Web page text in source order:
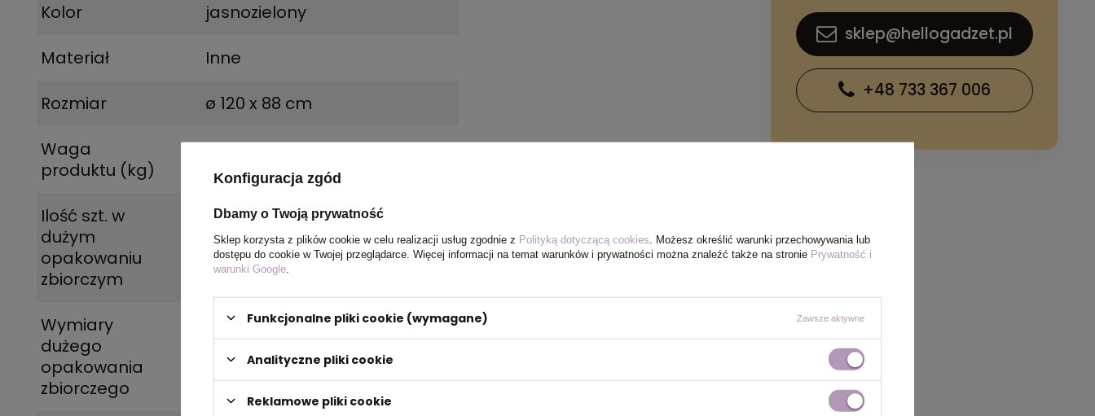
Kolor
jasnozielony
Materiał
Inne
Rozmiar
ø 120 x 88 cm
Waga
produktu (kg)
0,59
Ilość szt. w
dużym
opakowaniu
zbiorczym
36
Wymiary
dużego
opakowania
zbiorczego
27 x 89 x 30
sklep@hellogadzet.pl
+48 733 367 006
Konfiguracja zgód
Dbamy o Twoją prywatność
Sklep korzysta z plików cookie w celu realizacji usług zgodnie z Polityką dotyczącą cookies . Możesz określić warunki przechowywania lub
dostępu do cookie w Twojej przeglądarce. Więcej informacji na temat warunków i prywatności można znaleźć także na stronie Prywatność i
warunki Google
Funkcjonalne pliki cookie (wymagane) Zawsze aktywne
Analityczne pliki cookie
Reklamowe pliki cookie